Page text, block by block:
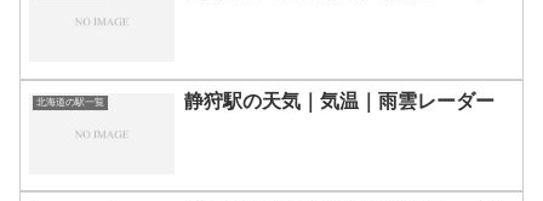
北海道の駅一覧 静狩駅の天気｜気温｜雨雲レーダー